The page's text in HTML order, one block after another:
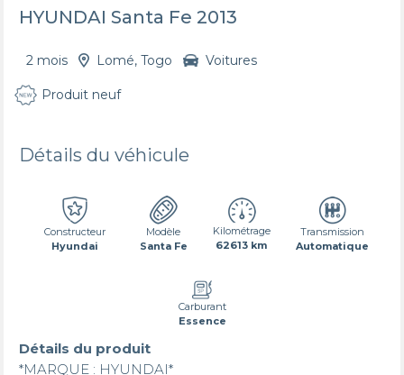
HYUNDAI Santa Fe 2013
2 mois Lomé, Togo Voitures
Produit neuf
Détails du véhicule
Constructeur
Hyundai
Modèle
Santa Fe
Kilométrage
62613 km
Transmission
Automatique
Carburant
Essence
Détails du produit
*MARQUE : HYUNDAI*